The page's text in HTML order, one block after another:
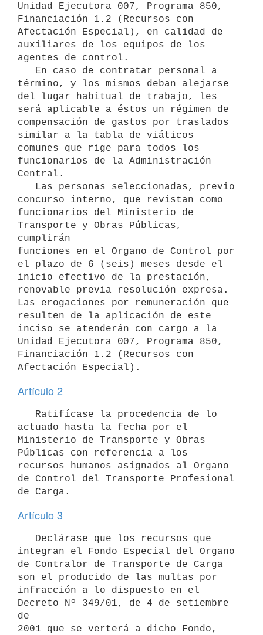
Unidad Ejecutora 007, Programa 850,
Financiación 1.2 (Recursos con
Afectación Especial), en calidad de
auxiliares de los equipos de los
agentes de control.
término, y los mismos deban alejarse
del lugar habitual de trabajo, les
será aplicable a éstos un régimen de
compensación de gastos por traslados
similar a la tabla de viáticos
comunes que rige para todos los
funcionarios de la Administración
Central.
concurso interno, que revistan como
funcionarios del Ministerio de
Transporte y Obras Públicas,
cumplirán
funciones en el Organo de Control por
el plazo de 6 (seis) meses desde el
inicio efectivo de la prestación,
renovable previa resolución expresa.
Las erogaciones por remuneración que
resulten de la aplicación de este
inciso se atenderán con cargo a la
Unidad Ejecutora 007, Programa 850,
Financiación 1.2 (Recursos con
Afectación Especial).
Artículo 2
actuado hasta la fecha por el
Ministerio de Transporte y Obras
Públicas con referencia a los
recursos humanos asignados al Organo
de Control del Transporte Profesional
de Carga.
Artículo 3
integran el Fondo Especial del Organo
de Contralor de Transporte de Carga
son el producido de las multas por
infracción a lo dispuesto en el
Decreto Nº 349/01, de 4 de setiembre
de
2001 que se verterá a dicho Fondo,